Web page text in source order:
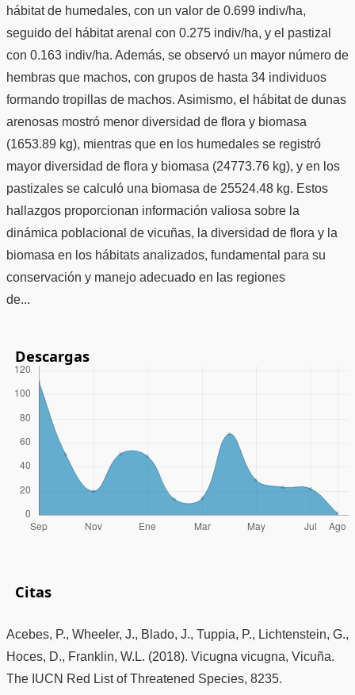
hábitat de humedales, con un valor de 0.699 indiv/ha,
seguido del hábitat arenal con 0.275 indiv/ha, y el pastizal
con 0.163 indiv/ha. Además, se observó un mayor número de
hembras que machos, con grupos de hasta 34 individuos
formando tropillas de machos. Asimismo, el hábitat de dunas
arenosas mostró menor diversidad de flora y biomasa
(1653.89 kg), mientras que en los humedales se registró
mayor diversidad de flora y biomasa (24773.76 kg), y en los
pastizales se calculó una biomasa de 25524.48 kg. Estos
hallazgos proporcionan información valiosa sobre la
dinámica poblacional de vicuñas, la diversidad de flora y la
biomasa en los hábitats analizados, fundamental para su
conservación y manejo adecuado en las regiones
de...
Descargas
Citas
Acebes, P., Wheeler, J., Blado, J., Tuppia, P., Lichtenstein, G.,
Hoces, D., Franklin, W.L. (2018). Vicugna vicugna, Vicuña.
The IUCN Red List of Threatened Species, 8235.